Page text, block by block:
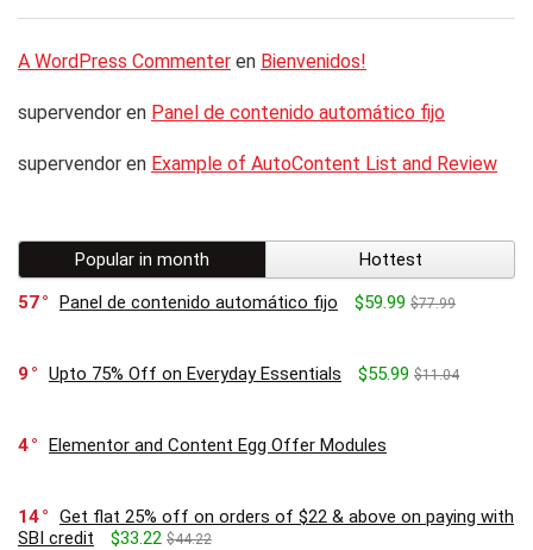
A WordPress Commenter en Bienvenidos!
supervendor en Panel de contenido automático fijo
supervendor en Example of AutoContent List and Review
Popular in month
Hottest
57
Panel de contenido automático fijo $59.99 $77.99
9 Upto 75% Off on Everyday Essentials $55.99 $11.04
4 Elementor and Content Egg Offer Modules
14
Get flat 25% off on orders of $22 & above on paying with
SBI credit
$33.22 $44.22